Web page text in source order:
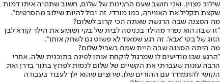
שילוב מצוין. ואני חושב שעם הרצינות של שלום, חשוב שתהיה איתו דמות
שקצת תקליל את האווירה, כמו מורדי. זה יכול להיות שילוב מהסרטים".
מה הסצנה שבה הרגשת שאתה הכי קרוב לשלום?
"זו שבה הוא נפרד מהילד בכניסה לבית של בקי ושומע את הילד קורא לבן
הזוג של בקי 'אבא'. זה רגע שמאוד לא פשוט גם לשחק אותו".
מה היתה הסצנה שבה היית שמח בשביל שלום?
"הרגע שבו מודיעים לו שמרגול לוקחת אותו לפינה בתוכנית שלה. אחרי
הרבה עונות שעברתי את הקשיים של שלום לנסות לפרוץ בתור בדרן ואת
הקושי להתמודד עם ההורים שלו, שרוצים שהוא ילך לעבוד בעבודה